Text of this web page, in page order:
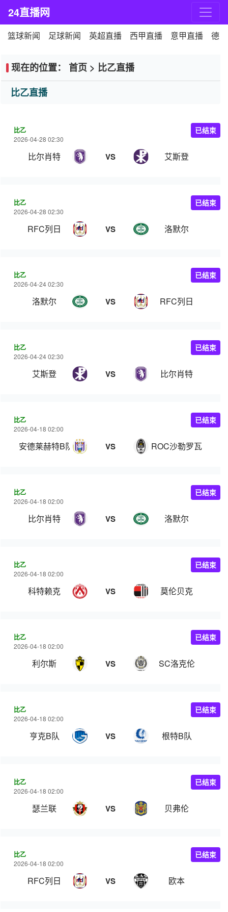
24直播网
篮球新闻 足球新闻 英超直播 西甲直播 意甲直播 德
现在的位置： 首页 > 比乙直播
比乙直播
比乙
2026-04-28 02:30
比尔肖特 VS 艾斯登
已结束
比乙
2026-04-28 02:30
RFC列日 VS 洛默尔
已结束
比乙
2026-04-24 02:30
洛默尔 VS RFC列日
已结束
比乙
2026-04-24 02:30
艾斯登 VS 比尔肖特
已结束
比乙
2026-04-18 02:00
安德莱赫特B队 VS ROC沙勒罗瓦
已结束
比乙
2026-04-18 02:00
比尔肖特 VS 洛默尔
已结束
比乙
2026-04-18 02:00
科特赖克 VS 莫伦贝克
已结束
比乙
2026-04-18 02:00
利尔斯 VS SC洛克伦
已结束
比乙
2026-04-18 02:00
亨克B队 VS 根特B队
已结束
比乙
2026-04-18 02:00
瑟兰联 VS 贝弗伦
已结束
比乙
2026-04-18 02:00
RFC列日 VS 欧本
已结束